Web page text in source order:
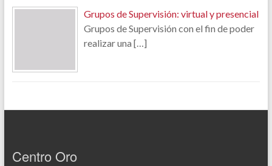
Grupos de Supervisión: virtual y presencial
Grupos de Supervisión con el fin de poder
realizar una […]
Centro Oro